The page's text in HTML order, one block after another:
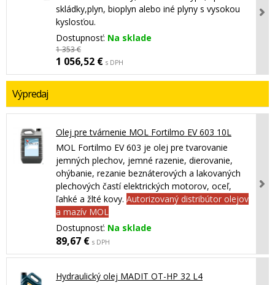
skládky,plyn, bioplyn alebo iné plyny s vysokou
kyslosťou.
Dostupnosť: Na sklade
1 353 €
1 056,52 € s DPH
Výpredaj
Olej pre tvárnenie MOL Fortilmo EV 603 10L
MOL Fortilmo EV 603 je olej pre tvarovanie
jemných plechov, jemné razenie, dierovanie,
ohýbanie, rezanie beznáterových a lakovaných
plechových častí elektrických motorov, oceľ,
ľahké a žlté kovy. Autorizovaný distribútor olejov
a mazív MOL
Dostupnosť: Na sklade
89,67 € s DPH
Hydraulický olej MADIT OT-HP 32 L4